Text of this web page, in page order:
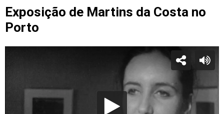
Exposição de Martins da Costa no
Porto